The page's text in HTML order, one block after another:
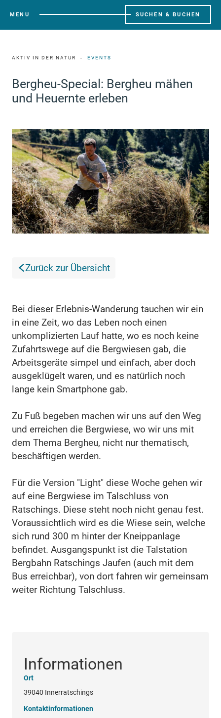
MENU SUCHEN & BUCHEN
AKTIV IN DER NATUR EVENTS
Bergheu-Special: Bergheu mähen
und Heuernte erleben
Zurück zur Übersicht
Bei dieser Erlebnis-Wanderung tauchen wir ein
in eine Zeit, wo das Leben noch einen
unkomplizierten Lauf hatte, wo es noch keine
Zufahrtswege auf die Bergwiesen gab, die
Arbeitsgeräte simpel und einfach, aber doch
ausgeklügelt waren, und es natürlich noch
lange kein Smartphone gab.
Zu Fuß begeben machen wir uns auf den Weg
und erreichen die Bergwiese, wo wir uns mit
dem Thema Bergheu, nicht nur thematisch,
beschäftigen werden.
Für die Version "Light" diese Woche gehen wir
auf eine Bergwiese im Talschluss von
Ratschings. Diese steht noch nicht genau fest.
Voraussichtlich wird es die Wiese sein, welche
sich rund 300 m hinter der Kneippanlage
befindet. Ausgangspunkt ist die Talstation
Bergbahn Ratschings Jaufen (auch mit dem
Bus erreichbar), von dort fahren wir gemeinsam
weiter Richtung Talschluss.
Informationen
Ort
39040 Innerratschings
Kontaktinformationen